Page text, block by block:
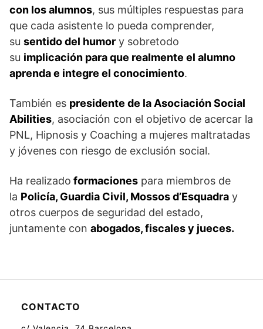
con los alumnos, sus múltiples respuestas para
que cada asistente lo pueda comprender,
su sentido del humor y sobretodo
su implicación para que realmente el alumno
aprenda e integre el conocimiento.
También es presidente de la Asociación Social
Abilities, asociación con el objetivo de acercar la
PNL, Hipnosis y Coaching a mujeres maltratadas
y jóvenes con riesgo de exclusión social.
Ha realizado formaciones para miembros de
la Policía, Guardia Civil, Mossos d’Esquadra y
otros cuerpos de seguridad del estado,
juntamente con abogados, fiscales y jueces.
CONTACTO